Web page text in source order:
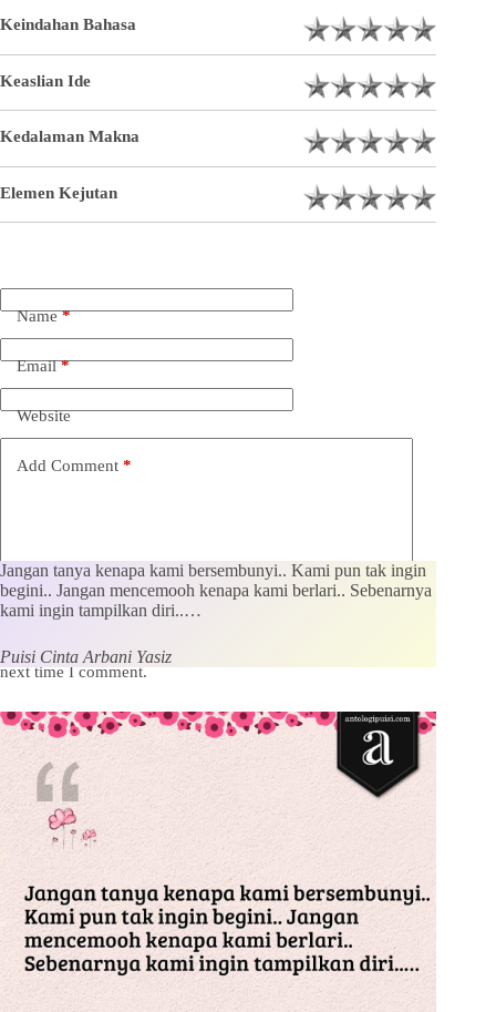
Keindahan Bahasa
Keaslian Ide
Kedalaman Makna
Elemen Kejutan
Name*
Email*
Website
Add Comment *
Save my name, email and website in this browser for the
next time I comment.
Kirim Komentar
Jangan tanya kenapa kami bersembunyi.. Kami pun tak ingin
begini.. Jangan mencemooh kenapa kami berlari.. Sebenarnya
kami ingin tampilkan diri..…
Puisi Cinta Arbani Yasiz